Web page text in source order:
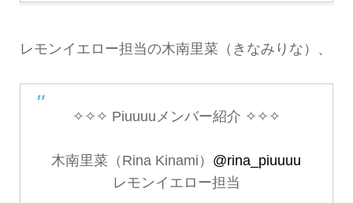
レモンイエロー担当の木南里菜（きなみりな）、
✧✧✧ Piuuuuメンバー紹介 ✧✧✧
木南里菜（Rina Kinami） @rina_piuuuu
レモンイエロー担当